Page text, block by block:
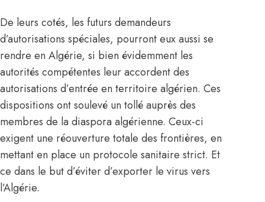
De leurs cotés, les futurs demandeurs
d’autorisations spéciales, pourront eux aussi se
rendre en Algérie, si bien évidemment les
autorités compétentes leur accordent des
autorisations d’entrée en territoire algérien. Ces
dispositions ont soulevé un tollé auprès des
membres de la diaspora algérienne. Ceux-ci
exigent une réouverture totale des frontières, en
mettant en place un protocole sanitaire strict. Et
ce dans le but d’éviter d’exporter le virus vers
l’Algérie.